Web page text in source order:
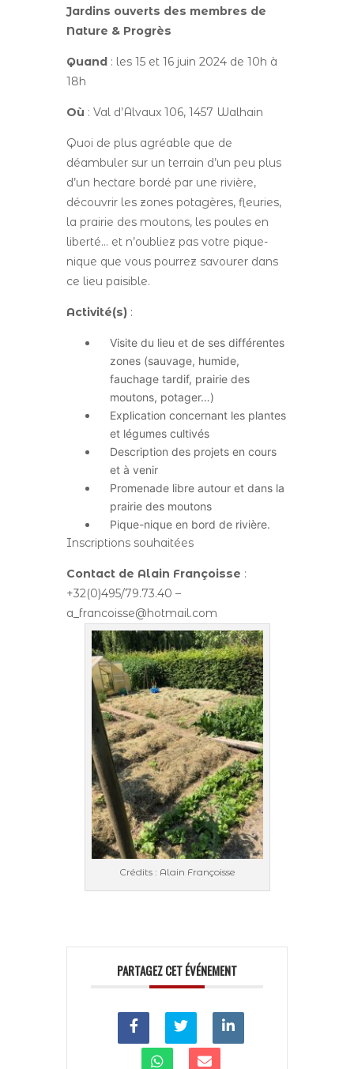
Jardins ouverts des membres de
Nature & Progrès
Quand : les 15 et 16 juin 2024 de 10h à
18h
Où : Val d’Alvaux 106, 1457 Walhain
Quoi de plus agréable que de
déambuler sur un terrain d’un peu plus
d’un hectare bordé par une rivière,
découvrir les zones potagères, fleuries,
la prairie des moutons, les poules en
liberté… et n’oubliez pas votre pique-
nique que vous pourrez savourer dans
ce lieu paisible.
Activité(s) :
Visite du lieu et de ses différentes
zones (sauvage, humide,
fauchage tardif, prairie des
moutons, potager…)
Explication concernant les plantes
et légumes cultivés
Description des projets en cours
et à venir
Promenade libre autour et dans la
prairie des moutons
Pique-nique en bord de rivière.
Inscriptions souhaitées
Contact de Alain Françoisse :
+32(0)495/79.73.40 –
a_francoisse@hotmail.com
Crédits : Alain Françoisse
PARTAGEZ CET ÉVÉNEMENT